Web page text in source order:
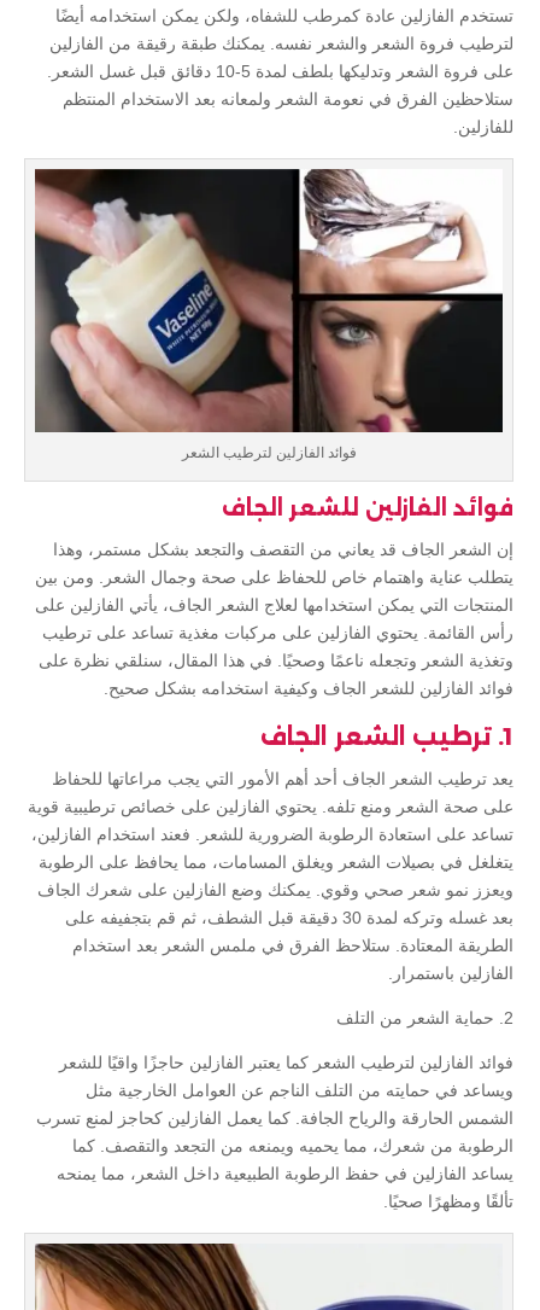
تستخدم الفازلين عادة كمرطب للشفاه، ولكن يمكن استخدامه أيضًا
لترطيب فروة الشعر والشعر نفسه. يمكنك طبقة رقيقة من الفازلين
على فروة الشعر وتدليكها بلطف لمدة 5-10 دقائق قبل غسل الشعر.
ستلاحظين الفرق في نعومة الشعر ولمعانه بعد الاستخدام المنتظم
للفازلين.
فوائد الفازلين لترطيب الشعر
فوائد الفازلين للشعر الجاف
إن الشعر الجاف قد يعاني من التقصف والتجعد بشكل مستمر، وهذا
يتطلب عناية واهتمام خاص للحفاظ على صحة وجمال الشعر. ومن بين
المنتجات التي يمكن استخدامها لعلاج الشعر الجاف، يأتي الفازلين على
رأس القائمة. يحتوي الفازلين على مركبات مغذية تساعد على ترطيب
وتغذية الشعر وتجعله ناعمًا وصحيًا. في هذا المقال، سنلقي نظرة على
فوائد الفازلين للشعر الجاف وكيفية استخدامه بشكل صحيح.
1. ترطيب الشعر الجاف
يعد ترطيب الشعر الجاف أحد أهم الأمور التي يجب مراعاتها للحفاظ
على صحة الشعر ومنع تلفه. يحتوي الفازلين على خصائص ترطيبية قوية
تساعد على استعادة الرطوبة الضرورية للشعر. فعند استخدام الفازلين،
يتغلغل في بصيلات الشعر ويغلق المسامات، مما يحافظ على الرطوبة
ويعزز نمو شعر صحي وقوي. يمكنك وضع الفازلين على شعرك الجاف
بعد غسله وتركه لمدة 30 دقيقة قبل الشطف، ثم قم بتجفيفه على
الطريقة المعتادة. ستلاحظ الفرق في ملمس الشعر بعد استخدام
الفازلين باستمرار.
2. حماية الشعر من التلف
فوائد الفازلين لترطيب الشعر كما يعتبر الفازلين حاجزًا واقيًا للشعر
ويساعد في حمايته من التلف الناجم عن العوامل الخارجية مثل
الشمس الحارقة والرياح الجافة. كما يعمل الفازلين كحاجز لمنع تسرب
الرطوبة من شعرك، مما يحميه ويمنعه من التجعد والتقصف. كما
يساعد الفازلين في حفظ الرطوبة الطبيعية داخل الشعر، مما يمنحه
تألقًا ومظهرًا صحيًا.